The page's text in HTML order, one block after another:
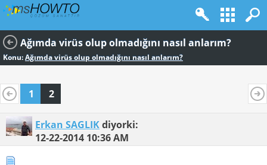
Ağımda virüs olup olmadığını nasıl anlarım?
Konu:Ağımda virüs olup olmadığını nasıl anlarım?
1 2
Erkan SAGLIKdiyorki:
12-22-2014 10:36 AM